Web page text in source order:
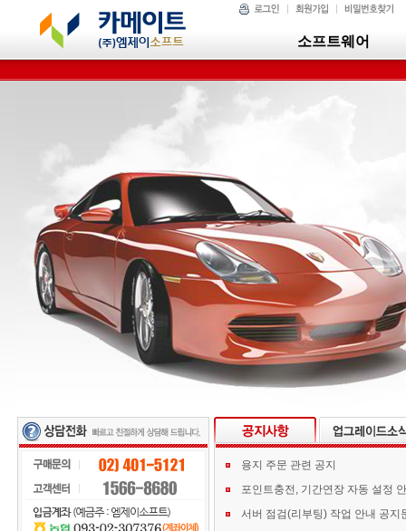
소프트웨어
용지 주문 관련 공지
포인트충전, 기간연장 자동 설정
서버 점검(리부팅) 작업 안내 공지